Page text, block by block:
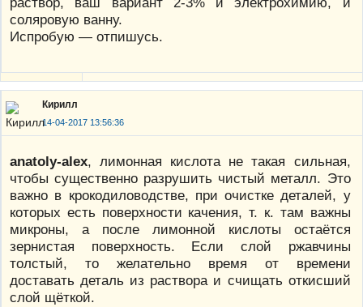
соляровую ванну.
Испробую — отпишусь.
Кирилл
14-04-2017 13:56:36
anatoly-alex, лимонная кислота не такая сильная,
чтобы существенно разрушить чистый металл. Это
важно в крокодиловодстве, при очистке деталей, у
которых есть поверхности качения, т. к. там важны
микроны, а после лимонной кислоты остаётся
зернистая поверхность. Если слой ржавчины
толстый, то желательно время от времени
доставать деталь из раствора и счищать откисший
слой щёткой.